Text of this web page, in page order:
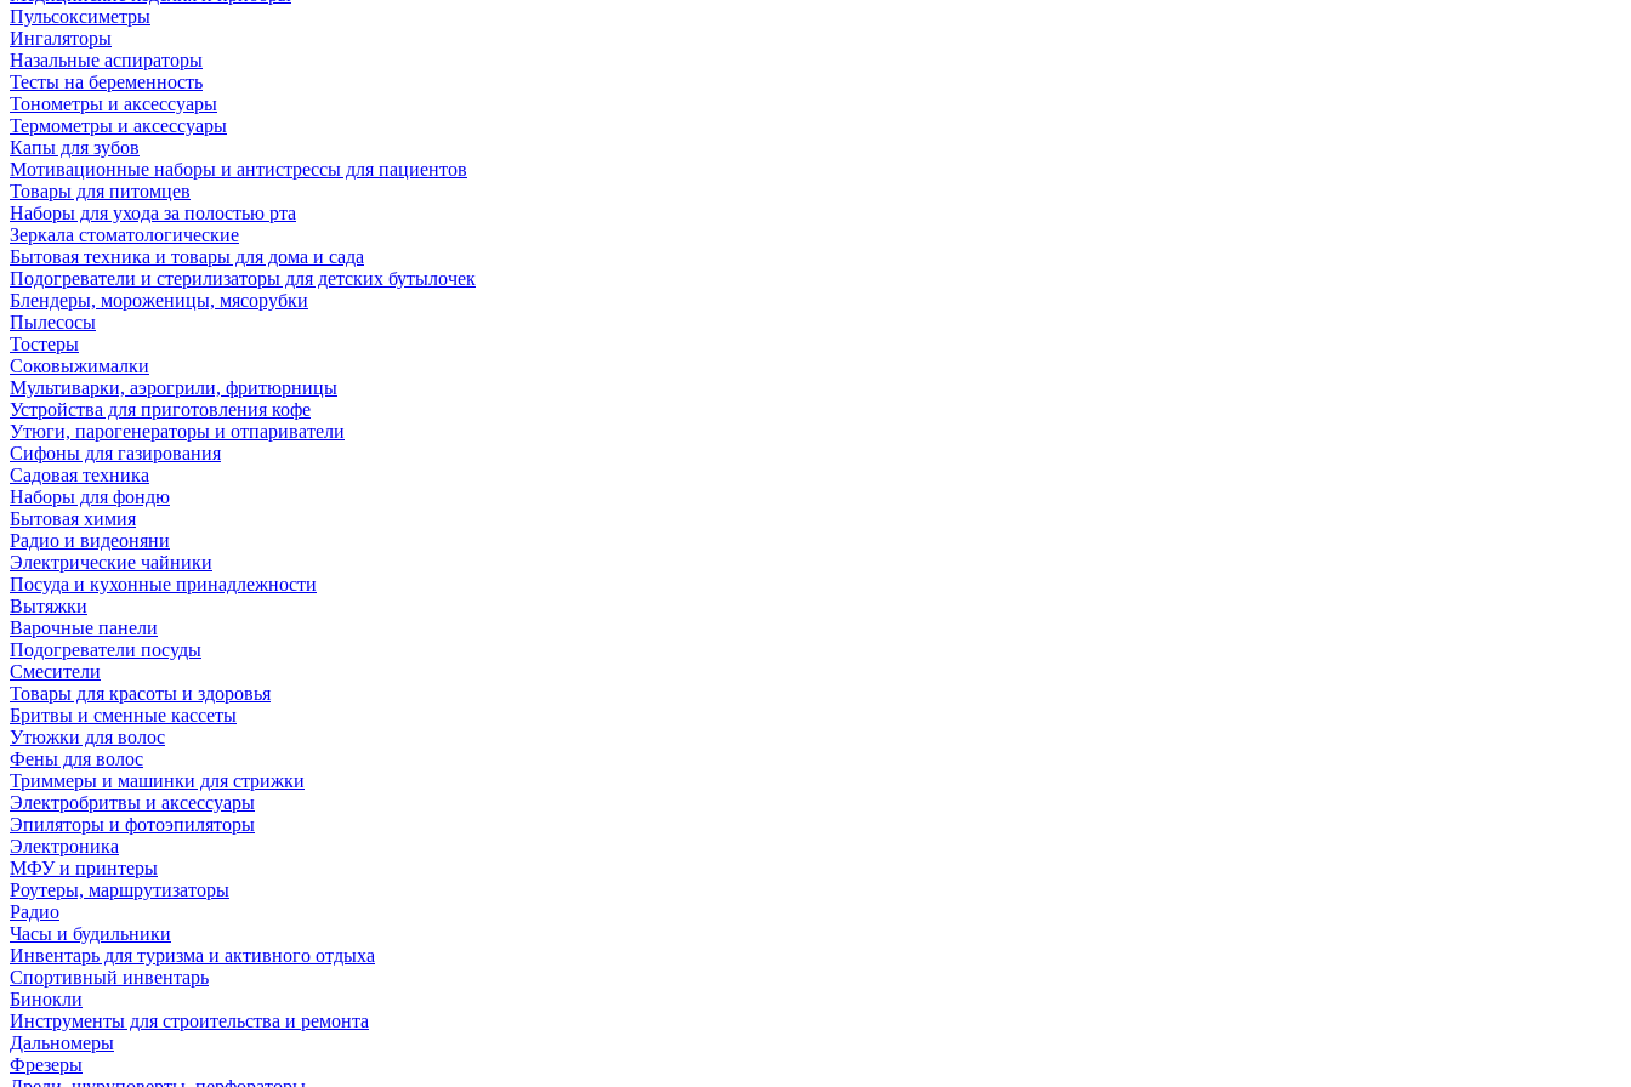
Пульсоксиметры
Ингаляторы
Назальные аспираторы
Тесты на беременность
Тонометры и аксессуары
Термометры и аксессуары
Капы для зубов
Мотивационные наборы и антистрессы для пациентов
Товары для питомцев
Наборы для ухода за полостью рта
Зеркала стоматологические
Бытовая техника и товары для дома и сада
Подогреватели и стерилизаторы для детских бутылочек
Блендеры, мороженицы, мясорубки
Пылесосы
Тостеры
Соковыжималки
Мультиварки, аэрогрили, фритюрницы
Устройства для приготовления кофе
Утюги, парогенераторы и отпариватели
Сифоны для газирования
Садовая техника
Наборы для фондю
Бытовая химия
Радио и видеоняни
Электрические чайники
Посуда и кухонные принадлежности
Вытяжки
Варочные панели
Подогреватели посуды
Смесители
Товары для красоты и здоровья
Бритвы и сменные кассеты
Утюжки для волос
Фены для волос
Триммеры и машинки для стрижки
Электробритвы и аксессуары
Эпиляторы и фотоэпиляторы
Электроника
МФУ и принтеры
Роутеры, маршрутизаторы
Радио
Часы и будильники
Инвентарь для туризма и активного отдыха
Спортивный инвентарь
Бинокли
Инструменты для строительства и ремонта
Дальномеры
Фрезеры